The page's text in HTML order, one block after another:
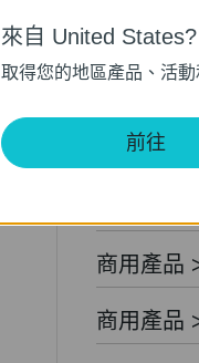
商用產品
商用產
商用產品
商用產品
來自 United States?
取得您的地區產品、活動
前往